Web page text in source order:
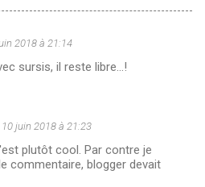
2018 à 21:14
sursis, il reste libre…!
10 juin 2018 à 21:23
plutôt cool. Par contre je
commentaire, blogger devait